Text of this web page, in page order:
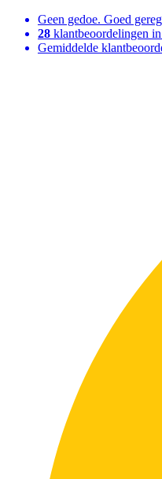
Geen gedoe. Goed
28 klantbeoordelingen
Gemiddelde